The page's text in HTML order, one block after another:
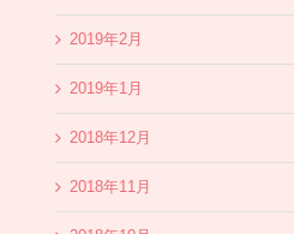
2019年2月
2019年1月
2018年12月
2018年11月